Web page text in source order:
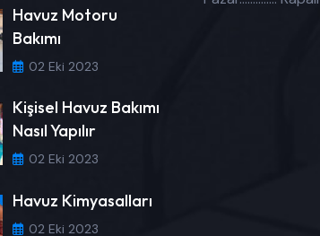
Havuz Motoru
Bakımı
02 Eki 2023
Kişisel Havuz Bakımı
Nasıl Yapılır
02 Eki 2023
Havuz Kimyasalları
02 Eki 2023